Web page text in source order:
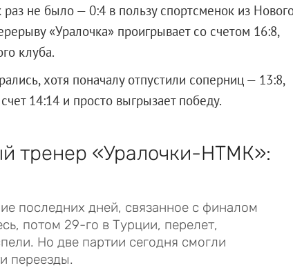
раз не было — 0:4 в пользу спортсменок из
«Уралочка» проигрывает со счетом 16:8,
клуба.
хотя поначалу отпустили соперниц — 13:8,
14:14 и просто выгрызает победу.
тренер «Уралочки-НТМК»:
последних дней, связанное с финалом
потом 29-го в Турции, перелет,
Но две партии сегодня смогли
переезды.